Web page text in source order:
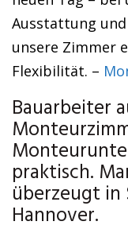
Ausstattung und
unsere Zimmer
Flexibilität. –
Bauarbeiter
praktisch.
überzeugt in
Hannover.